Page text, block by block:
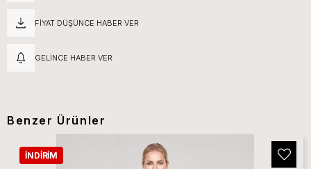
FIYAT DÜŞÜNCE HABER VER
GELINCE HABER VER
Benzer Ürünler
İNDIRIM